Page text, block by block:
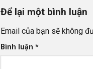
Để lại một bình luận
Email của bạn sẽ không
Bình luận *